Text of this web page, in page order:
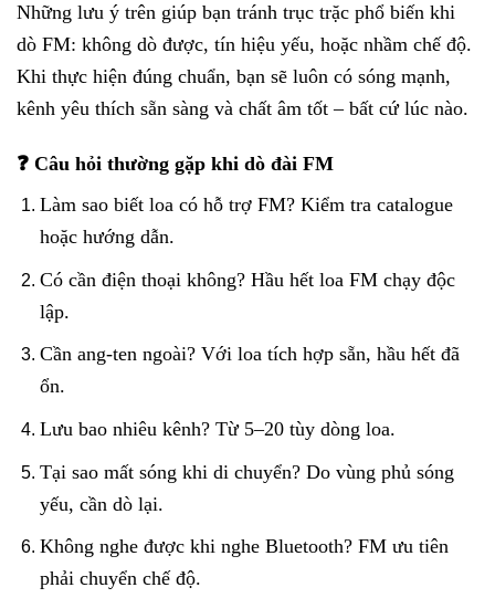
Những lưu ý trên giúp bạn tránh trục trặc phổ biến khi
dò FM: không dò được, tín hiệu yếu, hoặc nhầm chế độ.
Khi thực hiện đúng chuẩn, bạn sẽ luôn có sóng mạnh,
kênh yêu thích sẵn sàng và chất âm tốt – bất cứ lúc nào.
❓ Câu hỏi thường gặp khi dò đài FM
Làm sao biết loa có hỗ trợ FM? Kiểm tra catalogue
hoặc hướng dẫn.
Có cần điện thoại không? Hầu hết loa FM chạy độc
lập.
Cần ang-ten ngoài? Với loa tích hợp sẵn, hầu hết đã
ổn.
Lưu bao nhiêu kênh? Từ 5–20 tùy dòng loa.
Tại sao mất sóng khi di chuyển? Do vùng phủ sóng
yếu, cần dò lại.
Không nghe được khi nghe Bluetooth? FM ưu tiên
phải chuyển chế độ.